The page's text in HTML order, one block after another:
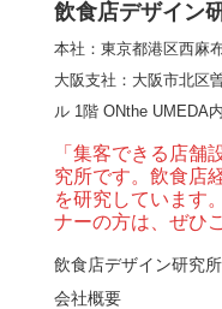
と
和
【
ノ
薦
飲食店デザイン
本社：東京都港区西麻
大阪支社 ：大阪市北区
ル 1階 ONthe UMEDA内
「集客できる店舗
究所です。飲食店
を研究しています
ナーの方は、ぜひ
飲食店デザイン研究
会社概要